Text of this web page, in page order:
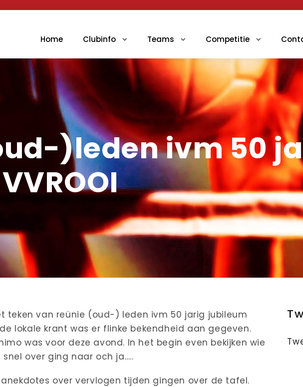
Home Clubinfo Teams Competitie
)leden ivm 50
teken van reünie (oud-) leden ivm 50 jarig jubileum
lokale krant was er flinke bekendheid aan gegeven.
was voor deze avond. In het begin even bekijken wie
over ging naar och ja…..
over vervlogen tijden gingen over de tafel.